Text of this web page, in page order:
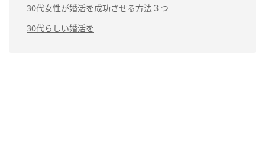
30代女性が婚活を成功させる方法３つ
30代らしい婚活を